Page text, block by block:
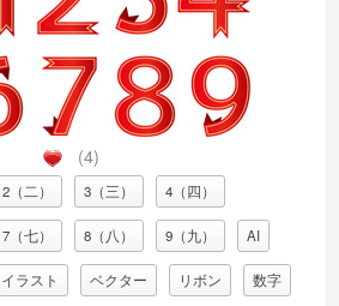
(4)
2（二） 3（三） 4（四）
7（七） 8（八） 9（九） AI
ラスト ベクター リボン 数字